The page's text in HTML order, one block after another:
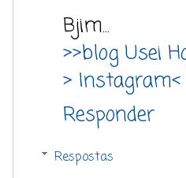
Bjim...
>>blog Usei
> Instagram<
Responder
Respostas